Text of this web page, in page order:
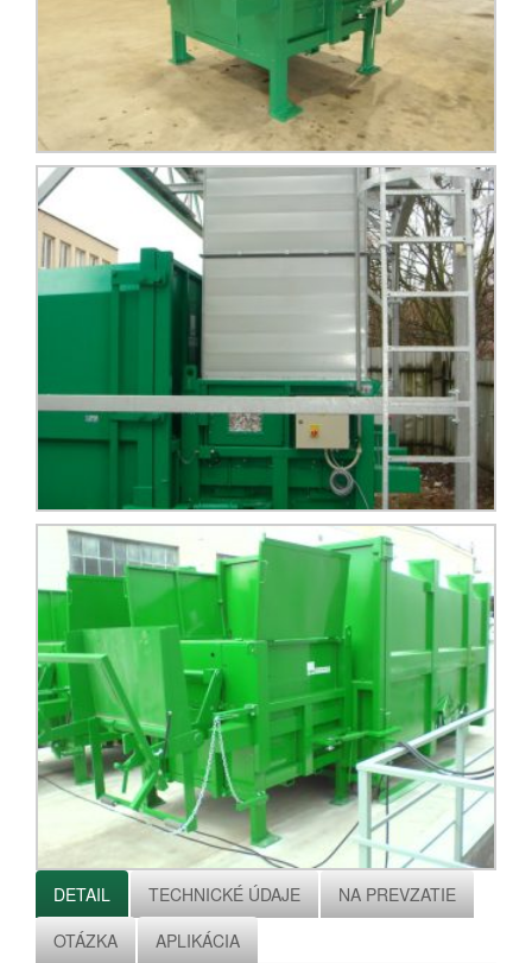
DETAIL TECHNICKÉ ÚDAJE
NA PREVZATIE
OTÁZKA
APLIKÁCIA